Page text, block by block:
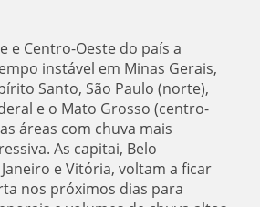
e Centro-Oeste do país a
instável em Minas Gerais,
Santo, São Paulo (norte),
e o Mato Grosso (centro-
áreas com chuva mais
As capitai, Belo
e Vitória, voltam a ficar
nos próximos dias para